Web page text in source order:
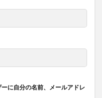
に自分の名前、メールアドレ